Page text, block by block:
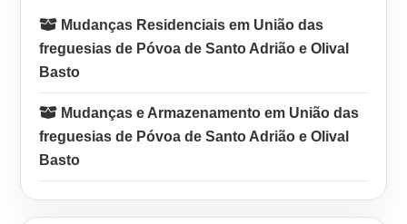
Mudanças Residenciais em União das
freguesias de Póvoa de Santo Adrião e Olival
Basto
Mudanças e Armazenamento em União das
freguesias de Póvoa de Santo Adrião e Olival
Basto